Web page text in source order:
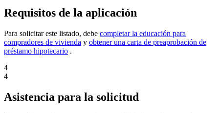
Requisitos de la aplicación
Para solicitar este listado, debe completar la educación para
compradores de vivienda y obtener una carta de preaprobación de
préstamo hipotecario .
4
4
Asistencia para la solicitud